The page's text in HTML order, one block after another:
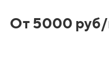
От 5000